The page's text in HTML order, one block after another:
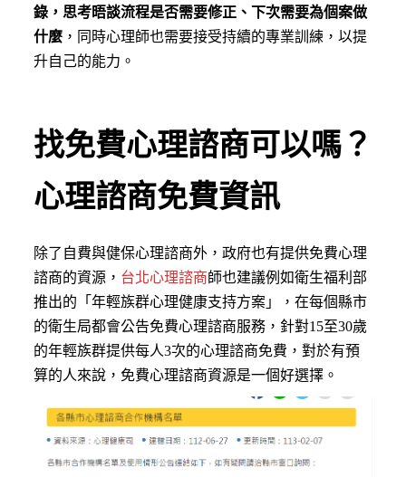
錄，思考晤談流程是否需要修正、下次需要為個案做
什麼，同時心理師也需要接受持續的專業訓練，以提
升自己的能力。
找免費心理諮商可以嗎？
心理諮商免費資訊
除了自費與健保心理諮商外，政府也有提供免費心理
諮商的資源， 台北心理諮商師也建議例如衛生福利部
推出的「年輕族群心理健康支持方案」，在每個縣市
的衛生局都會公告免費心理諮商服務，針對15至30歲
的年輕族群提供每人3次的心理諮商免費，對於有預
算的人來說，免費心理諮商資源是一個好選擇。